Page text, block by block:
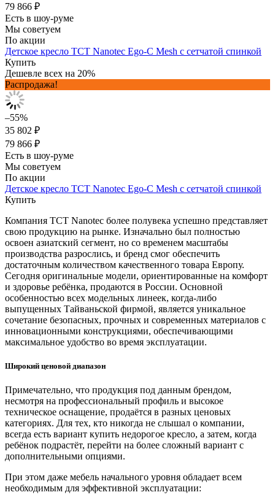
79 866 ₽
Есть в шоу-руме
Мы советуем
По акции
Детское кресло TCT Nanotec Ego-C Mesh с сетчатой спинкой
Купить
Дешевле всех на 20%
Распродажа!
–55%
35 802 ₽
79 866 ₽
Есть в шоу-руме
Мы советуем
По акции
Детское кресло TCT Nanotec Ego-C Mesh с сетчатой спинкой
Купить
Компания TCT Nanotec более полувека успешно представляет
свою продукцию на рынке. Изначально был полностью
освоен азиатский сегмент, но со временем масштабы
производства разрослись, и бренд смог обеспечить
достаточным количеством качественного товара Европу.
Сегодня оригинальные модели, ориентированные на комфорт
и здоровье ребёнка, продаются в России. Основной
особенностью всех модельных линеек, когда-либо
выпущенных Тайваньской фирмой, является уникальное
сочетание безопасных, прочных и современных материалов с
инновационными конструкциями, обеспечивающими
максимальное удобство во время эксплуатации.
Широкий ценовой диапазон
Примечательно, что продукция под данным брендом,
несмотря на профессиональный профиль и высокое
техническое оснащение, продаётся в разных ценовых
категориях. Для тех, кто никогда не слышал о компании,
всегда есть вариант купить недорогое кресло, а затем, когда
ребёнок подрастёт, перейти на более сложный вариант с
дополнительными опциями.
При этом даже мебель начального уровня обладает всем
необходимым для эффективной эксплуатации: